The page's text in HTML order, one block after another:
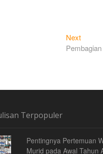
NextNext
post:
Terpopuler
Pentingnya Pertemuan
Murid pada Awal Tahun